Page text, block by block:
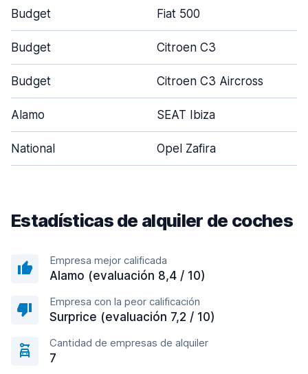
Budget Fiat 500
Budget Citroen C3
Budget Citroen C3 Aircross
Alamo SEAT Ibiza
National Opel Zafira
Estadísticas de alquiler de coches
Empresa mejor calificada
Alamo (evaluación 8,4 / 10)
Empresa con la peor calificación
Surprice (evaluación 7,2 / 10)
Cantidad de empresas de alquiler
7